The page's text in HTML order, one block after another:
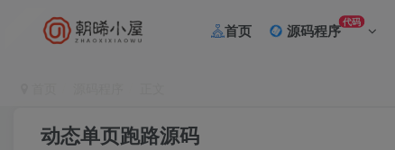
首页 源码程序代码
动态单页跑路源码